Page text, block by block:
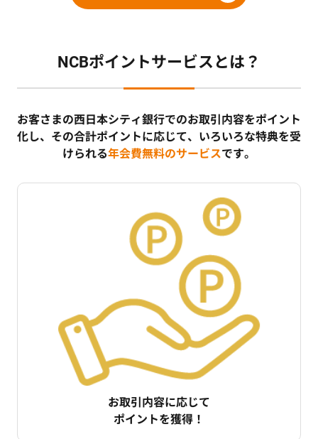
NCBポイントサービスとは？
お客さまの西日本シティ銀行でのお取引内容をポイント
化し、 その合計ポイントに応じて、いろいろな特典を受
けられる年会費無料のサービスです。
お取引内容に応じて
ポイントを獲得！